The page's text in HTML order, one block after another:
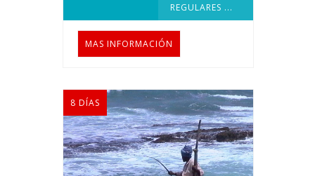
REGULARES ...
MAS INFORMACIÓN
8 DÍAS